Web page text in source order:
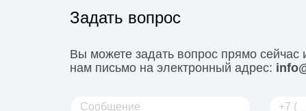
Задать вопрос
Вы можете задать вопрос прямо сейчас
нам письмо на электронный адрес: